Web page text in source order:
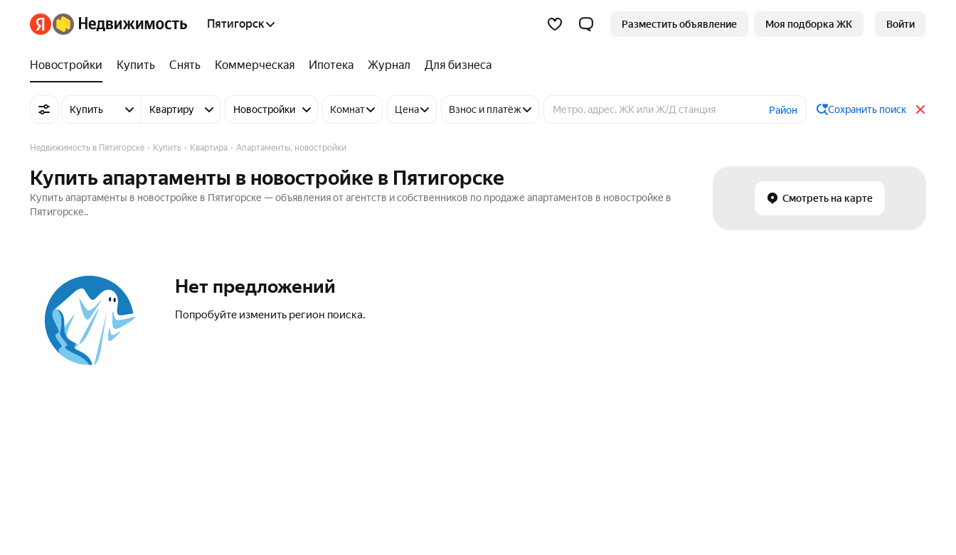
Пятигорск Разместить объявление Моя подборка ЖК Войти
Новостройки Купить Снять Коммерческая Ипотека Журнал Для бизнеса
Купить Квартиру Новостройки Комнат Цена Взнос и платёж Район Сохранить поиск
Смотреть на карте
Недвижимость в Пятигорске Купить Квартира Апартаменты, новостройки
Купить апартаменты в новостройке в Пятигорске
Купить апартаменты в новостройке в Пятигорске — объявления от агентств и собственников по продаже апартаментов в новостройке в
Пятигорске..
Нет предложений
Попробуйте изменить регион поиска.